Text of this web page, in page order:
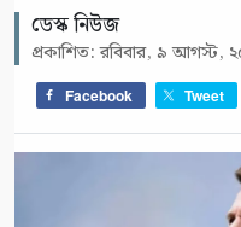
ডেস্ক নিউজ
প্রকাশিত: রবিবার, ৯ আগস্ট,
Facebook Tweet